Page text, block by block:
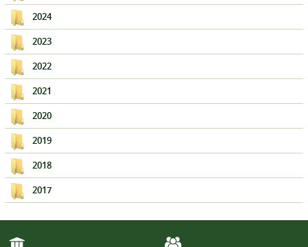
2024
2023
2022
2021
2020
2019
2018
2017